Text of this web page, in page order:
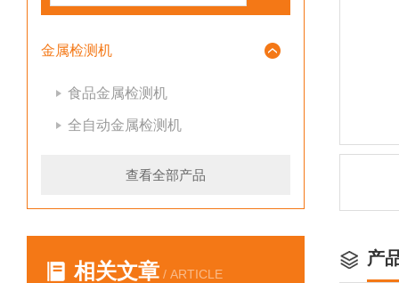
金属检测机
食品金属检测机
全自动金属检测机
查看全部产品
相关文章 / ARTICLE
产